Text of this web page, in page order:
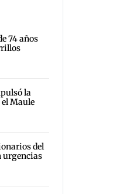
74 años
la
Maule
del
urgencias